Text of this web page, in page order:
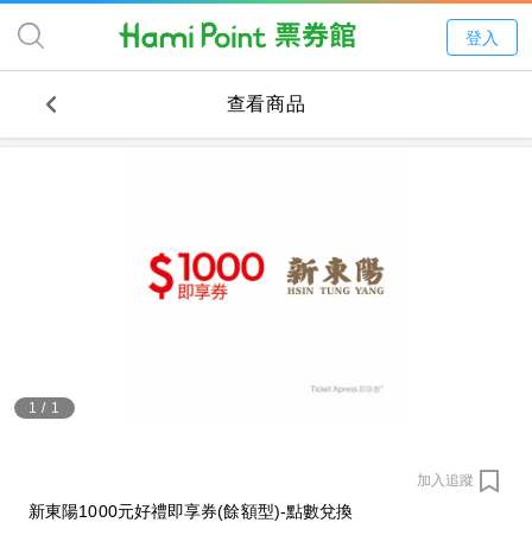
登入
查看商品
1 / 1
加入追蹤
新東陽1000元好禮即享券(餘額型)-點數兌換